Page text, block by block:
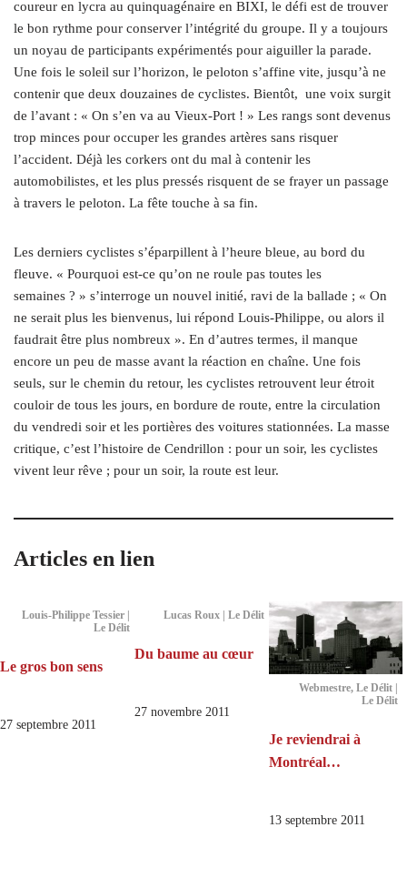
coureur en lycra au quinquagénaire en BIXI, le défi est de trouver
le bon rythme pour conserver l’intégrité du groupe. Il y a toujours
un noyau de participants expérimentés pour aiguiller la parade.
Une fois le soleil sur l’horizon, le peloton s’affine vite, jusqu’à ne
contenir que deux douzaines de cyclistes. Bientôt, une voix surgit
de l’avant : « On s’en va au Vieux-Port ! » Les rangs sont devenus
trop minces pour occuper les grandes artères sans risquer
l’accident. Déjà les corkers ont du mal à contenir les
automobilistes, et les plus pressés risquent de se frayer un passage
à travers le peloton. La fête touche à sa fin.
Les derniers cyclistes s’éparpillent à l’heure bleue, au bord du
fleuve. « Pourquoi est-ce qu’on ne roule pas toutes les
semaines ? » s’interroge un nouvel initié, ravi de la ballade ; « On
ne serait plus les bienvenus, lui répond Louis-Philippe, ou alors il
faudrait être plus nombreux ». En d’autres termes, il manque
encore un peu de masse avant la réaction en chaîne. Une fois
seuls, sur le chemin du retour, les cyclistes retrouvent leur étroit
couloir de tous les jours, en bordure de route, entre la circulation
du vendredi soir et les portières des voitures stationnées. La masse
critique, c’est l’histoire de Cendrillon : pour un soir, les cyclistes
vivent leur rêve ; pour un soir, la route est leur.
Articles en lien
Louis-Philippe Tessier |
Le Délit
Le gros bon sens
27 septembre 2011
Lucas Roux | Le Délit
Du baume au cœur
27 novembre 2011
Webmestre, Le Délit |
Le Délit
Je reviendrai à
Montréal…
13 septembre 2011